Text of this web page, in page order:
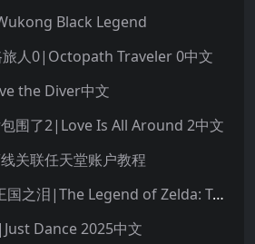
Black Legend
人0|Octopath Traveler 0中文
the Diver中文
围了2|Love Is All Around 2中文
关联任天堂账户教程
塞尔达传说：王国之泪|The Legend of Zelda: Tears of the Kingdom中文
Dance 2025中文